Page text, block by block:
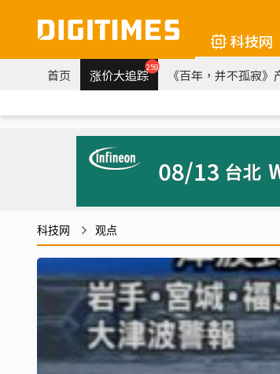
科技网
首页 涨价大追踪259 《百年，并不孤寂》
科技网 观点